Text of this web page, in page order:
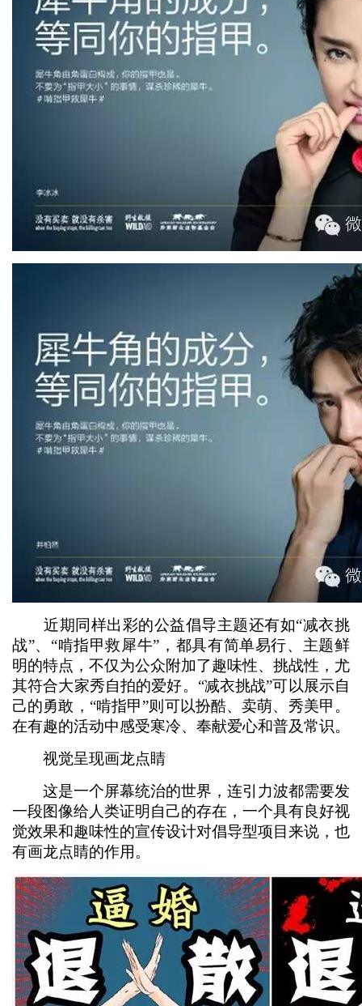
近期同样出彩的公益倡导主题还有如“减衣挑
战”、“啃指甲救犀牛”，都具有简单易行、主题鲜
明的特点，不仅为公众附加了趣味性、挑战性，尤
其符合大家秀自拍的爱好。“减衣挑战”可以展示自
己的勇敢，“啃指甲”则可以扮酷、卖萌、秀美甲。
在有趣的活动中感受寒冷、奉献爱心和普及常识。
视觉呈现画龙点睛
这是一个屏幕统治的世界，连引力波都需要发
一段图像给人类证明自己的存在，一个具有良好视
觉效果和趣味性的宣传设计对倡导型项目来说，也
有画龙点睛的作用。